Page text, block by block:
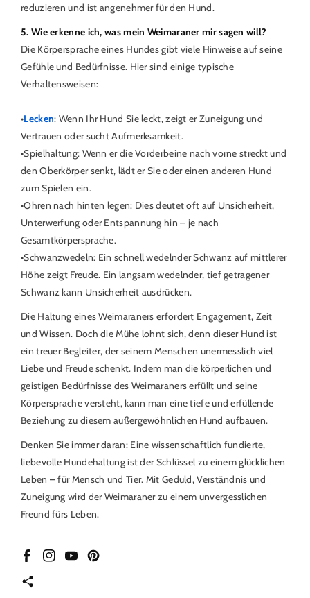
reduzieren und ist angenehmer für den Hund.
5. Wie erkenne ich, was mein Weimaraner mir sagen will?
Die Körpersprache eines Hundes gibt viele Hinweise auf seine
Gefühle und Bedürfnisse. Hier sind einige typische
Verhaltensweisen:
•Lecken: Wenn Ihr Hund Sie leckt, zeigt er Zuneigung und
Vertrauen oder sucht Aufmerksamkeit.
•Spielhaltung: Wenn er die Vorderbeine nach vorne streckt und
den Oberkörper senkt, lädt er Sie oder einen anderen Hund
zum Spielen ein.
•Ohren nach hinten legen: Dies deutet oft auf Unsicherheit,
Unterwerfung oder Entspannung hin – je nach
Gesamtkörpersprache.
•Schwanzwedeln: Ein schnell wedelnder Schwanz auf mittlerer
Höhe zeigt Freude. Ein langsam wedelnder, tief getragener
Schwanz kann Unsicherheit ausdrücken.
Die Haltung eines Weimaraners erfordert Engagement, Zeit
und Wissen. Doch die Mühe lohnt sich, denn dieser Hund ist
ein treuer Begleiter, der seinem Menschen unermesslich viel
Liebe und Freude schenkt. Indem man die körperlichen und
geistigen Bedürfnisse des Weimaraners erfüllt und seine
Körpersprache versteht, kann man eine tiefe und erfüllende
Beziehung zu diesem außergewöhnlichen Hund aufbauen.
Denken Sie immer daran: Eine wissenschaftlich fundierte,
liebevolle Hundehaltung ist der Schlüssel zu einem glücklichen
Leben – für Mensch und Tier. Mit Geduld, Verständnis und
Zuneigung wird der Weimaraner zu einem unvergesslichen
Freund fürs Leben.
FacebookInstagram
YouTubePinterest